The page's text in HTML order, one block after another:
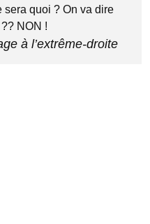
sera quoi ? On va dire
NON !
à l’extrême-droite